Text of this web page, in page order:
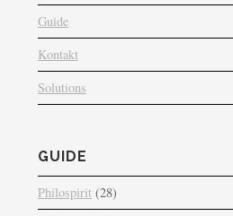
Guide
Kontakt
Solutions
GUIDE
Philospirit(28)